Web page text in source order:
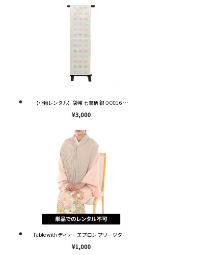
【小物レンタル】袋帯 七宝柄 銀 OO016 ※送料¥2,000※
¥3,000
Table with ディナーエプロン プリーツタイプ ベージュ OP002 ※単品レンタル不可※
¥1,000